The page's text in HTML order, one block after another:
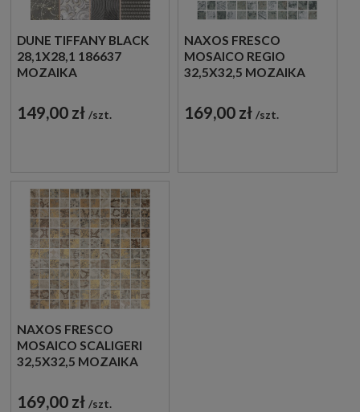
DUNE TIFFANY BLACK
28,1X28,1 186637
MOZAIKA
149,00 zł szt.
NAXOS FRESCO
MOSAICO REGIO
32,5X32,5 MOZAIKA
169,00 zł szt.
NAXOS FRESCO
MOSAICO SCALIGERI
32,5X32,5 MOZAIKA
169,00 zł szt.